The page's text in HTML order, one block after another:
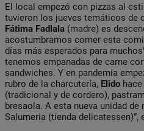
El local empezó con pizzas al
tuvieron los jueves temáticos de
Fátima Fadlala (madre) es
acostumbramos comer esta
días más esperados para
tenemos empanadas de carne
sandwiches. Y en pandemia
rubro de la charcutería, Elido
(tradicional y de cordero),
bresaola. A esta nueva unidad
Salumeria (tienda delicatessen)”,